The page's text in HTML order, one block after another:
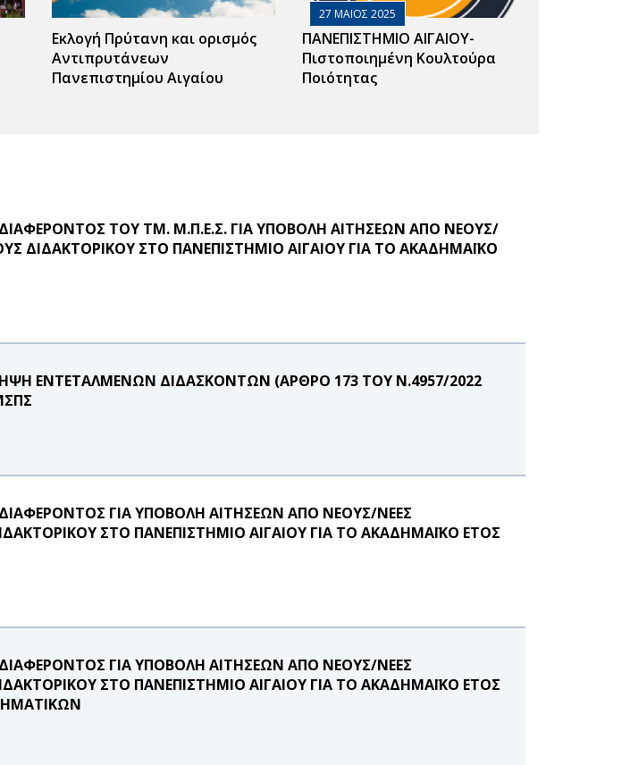
Εκλογή Πρύτανη και ορισμός
Αντιπρυτάνεων
Πανεπιστημίου Αιγαίου
27 ΜΑΙΟΣ 2025
ΠΑΝΕΠΙΣΤΗΜΙΟ ΑΙΓΑΙΟΥ-
Πιστοποιημένη Κουλτούρα
Ποιότητας
ΤΟΥ ΤΜ. Μ.Π.Ε.Σ. ΓΙΑ ΥΠΟΒΟΛΗ ΑΙΤΗΣΕΩΝ ΑΠΟ ΝΕΟΥΣ/
ΔΙΔΑΚΤΟΡΙΚΟΥ ΣΤΟ ΠΑΝΕΠΙΣΤΗΜΙΟ ΑΙΓΑΙΟΥ ΓΙΑ ΤΟ ΑΚΑΔΗΜΑΪΚΟ
ΕΝΤΕΤΑΛΜΕΝΩΝ ΔΙΔΑΣΚΟΝΤΩΝ (ΑΡΘΡΟ 173 ΤΟΥ Ν.4957/2022
ΓΙΑ ΥΠΟΒΟΛΗ ΑΙΤΗΣΕΩΝ ΑΠΟ ΝΕΟΥΣ/ΝΕΕΣ
ΣΤΟ ΠΑΝΕΠΙΣΤΗΜΙΟ ΑΙΓΑΙΟΥ ΓΙΑ ΤΟ ΑΚΑΔΗΜΑΪΚΟ ΕΤΟΣ
ΓΙΑ ΥΠΟΒΟΛΗ ΑΙΤΗΣΕΩΝ ΑΠΟ ΝΕΟΥΣ/ΝΕΕΣ
ΣΤΟ ΠΑΝΕΠΙΣΤΗΜΙΟ ΑΙΓΑΙΟΥ ΓΙΑ ΤΟ ΑΚΑΔΗΜΑΪΚΟ ΕΤΟΣ